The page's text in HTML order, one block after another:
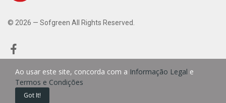
© 2026 — Sofgreen All Rights Reserved.
Ao usar este site, concorda com a Informação Legal e
Termos e Condições
Got It!